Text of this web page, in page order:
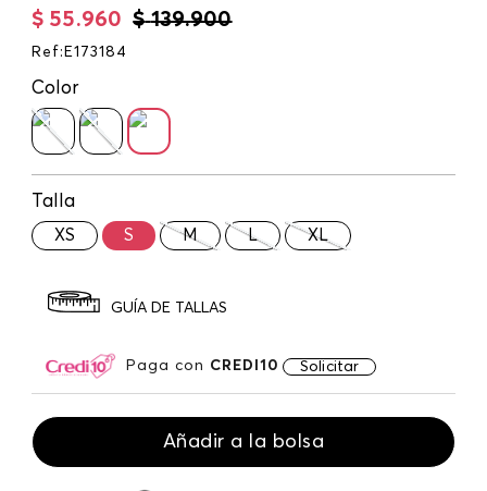
$ 139.900
$ 55.960
Ref : E173184
Color
Talla
XS S M L XL
GUÍA DE TALLAS
Paga con CREDI10 Solicitar
Añadir a la bolsa